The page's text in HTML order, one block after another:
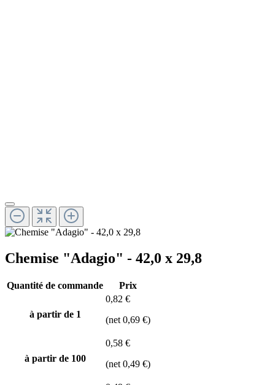
Chemise "Adagio" - 42,0 x 29,8
Quantité de commande Prix
à partir de 1
0,82 €
(net 0,69 €)
à partir de 100
0,58 €
(net 0,49 €)